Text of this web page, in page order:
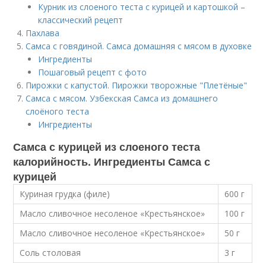
Курник из слоеного теста с курицей и картошкой –
классический рецепт
Пахлава
Самса с говядиной. Самса домашняя с мясом в духовке
Ингредиенты
Пошаговый рецепт с фото
Пирожки с капустой. Пирожки творожные "Плетёные"
Самса с мясом. Узбекская Самса из домашнего
слоёного теста
Ингредиенты
Самса с курицей из слоеного теста
калорийность. Ингредиенты Самса с
курицей
Куриная грудка (филе)
600 г
Масло сливочное несоленое «Крестьянское»
100 г
Масло сливочное несоленое «Крестьянское»
50 г
Соль столовая
3 г